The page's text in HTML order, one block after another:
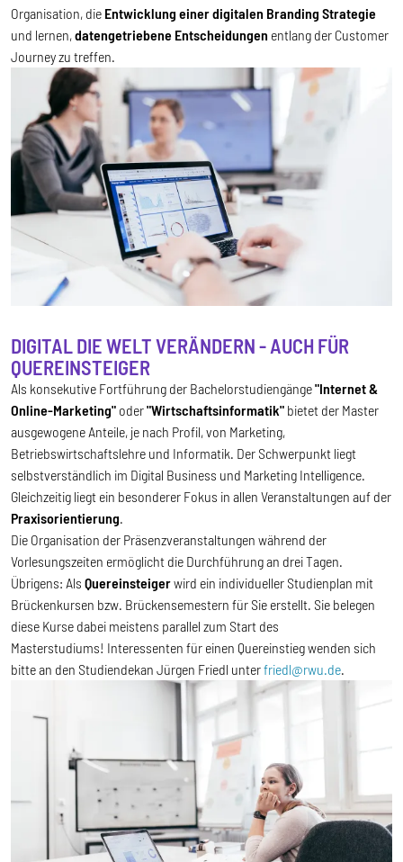
Organisation, die Entwicklung einer digitalen Branding Strategie
und lernen,datengetriebene Entscheidungen entlang der Customer
Journey zu treffen.
DIGITAL DIE WELT VERÄNDERN - AUCH FÜR
QUEREINSTEIGER
Als konsekutive Fortführung der Bachelorstudiengänge"Internet &
Online-Marketing" oder"Wirtschaftsinformatik" bietet der Master
ausgewogene Anteile, je nach Profil, von Marketing,
Betriebswirtschaftslehre und Informatik. Der Schwerpunkt liegt
selbstverständlich im Digital Business und Marketing Intelligence.
Gleichzeitig liegt ein besonderer Fokus in allen Veranstaltungen auf der
Praxisorientierung
Die Organisation der Präsenzveranstaltungen während der
Vorlesungszeiten ermöglicht die Durchführung an drei Tagen.
Übrigens: Als Quereinsteigerwird ein individueller Studienplan mit
Brückenkursen bzw. Brückensemestern für Sie erstellt. Sie belegen
diese Kurse dabei meistens parallel zum Start des
Masterstudiums! Interessenten für einen Quereinstieg wenden sich
bitte an den Studiendekan Jürgen Friedl unterfriedl@rwu.de